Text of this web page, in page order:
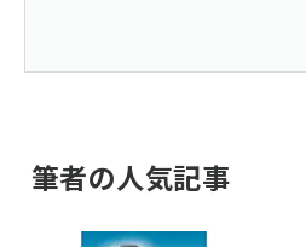
筆者の人気記事